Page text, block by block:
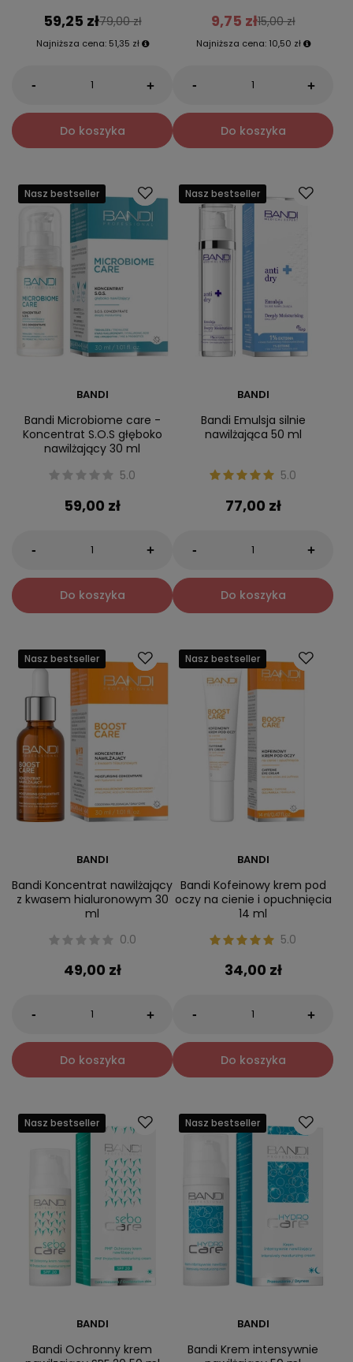
59,25 zł79,00 zł
Najniższa cena: 51,35 zł
- +
Do koszyka
9,75 zł15,00 zł
Najniższa cena: 10,50 zł
- +
Do koszyka
Nasz bestseller
BANDI
Bandi Microbiome care -
Koncentrat S.O.S głęboko
nawilżający 30 ml
5.0
59,00 zł
- +
Do koszyka
Nasz bestseller
BANDI
Bandi Emulsja silnie
nawilżająca 50 ml
5.0
77,00 zł
- +
Do koszyka
Nasz bestseller
BANDI
Bandi Koncentrat nawilżający
z kwasem hialuronowym 30
ml
0.0
49,00 zł
- +
Do koszyka
Nasz bestseller
BANDI
Bandi Kofeinowy krem pod
oczy na cienie i opuchnięcia
14 ml
5.0
34,00 zł
- +
Do koszyka
Nasz bestseller
BANDI
Bandi Ochronny krem
Nasz bestseller
BANDI
Bandi Krem intensywnie